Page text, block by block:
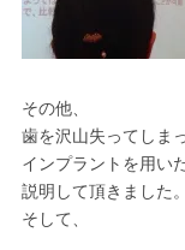
その他、
歯を沢山失ってしま
インプラントを用い
説明して頂きました。
そして、